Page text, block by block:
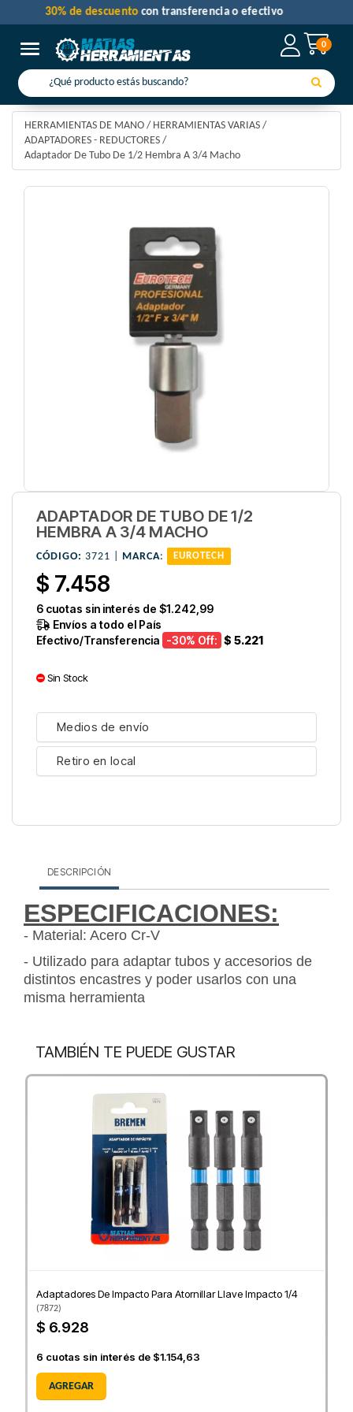
0
Toggle navigation
30% de descuentocon transferencia o efectivo
HERRAMIENTAS DE MANO / HERRAMIENTAS VARIAS /
ADAPTADORES - REDUCTORES /
Adaptador De Tubo De 1/2 Hembra A 3/4 Macho
ADAPTADOR DE TUBO DE 1/2
HEMBRA A 3/4 MACHO
CÓDIGO: 3721 | MARCA: EUROTECH
$ 7.458
6 cuotas sin interés de $1.242,99
Envíos a todo el País
Efectivo/Transferencia -30% Off: $ 5.221
Sin Stock
Medios de envío
Retiro en local
DESCRIPCIÓN
ESPECIFICACIONES:
- Material: Acero Cr-V
- Utilizado para adaptar tubos y accesorios de
distintos encastres y poder usarlos con una
misma herramienta
TAMBIÉN TE PUEDE GUSTAR
Adaptadores De Impacto Para Atornillar Llave Impacto 1/4
(7872)
$ 6.928
6 cuotas sin interés de $1.154,63
AGREGAR